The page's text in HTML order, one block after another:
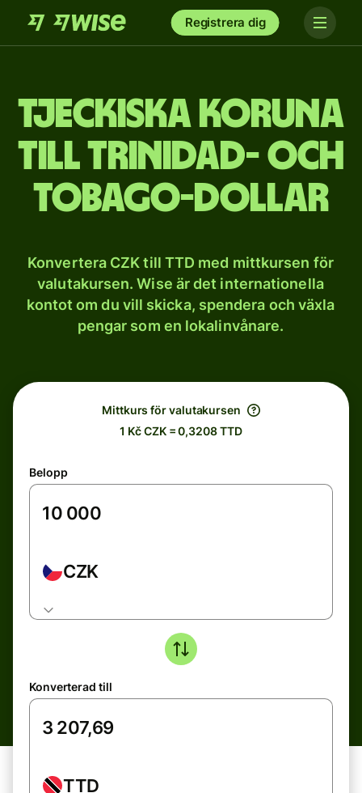
Registrera dig
Tjeckiska koruna
till Trinidad- och
Tobago-dollar
Konvertera CZK till TTD med mittkursen för
valutakursen. Wise är det internationella
kontot om du vill skicka, spendera och växla
pengar som en lokalinvånare.
Mittkurs för valutakursen
1 Kč CZK = 0,3208 TTD
Belopp
CZK
Konverterad till
TTD